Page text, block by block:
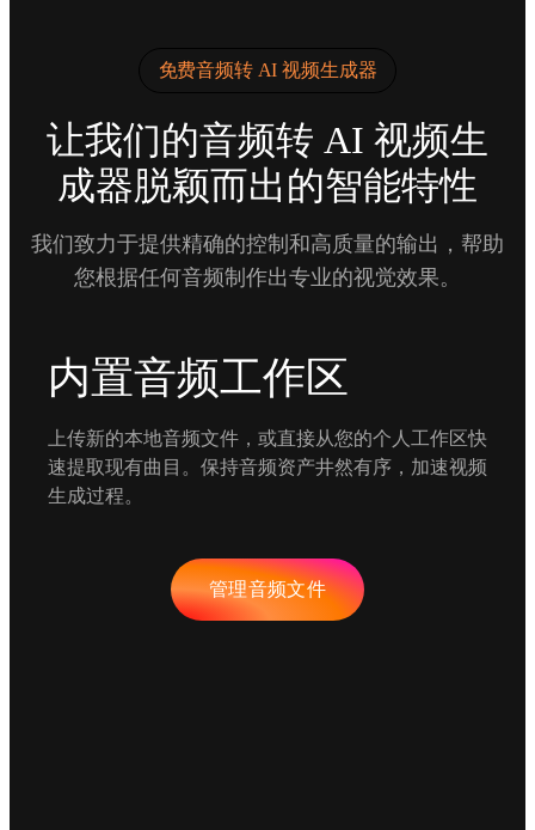
免费音频转 AI 视频生成器
让我们的音频转 AI 视频生
成器脱颖而出的智能特性
我们致力于提供精确的控制和高质量的输出，帮助
您根据任何音频制作出专业的视觉效果。
内置音频工作区
上传新的本地音频文件，或直接从您的个人工作区快
速提取现有曲目。保持音频资产井然有序，加速视频
生成过程。
管理音频文件